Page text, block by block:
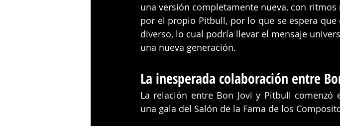
una versión completamente nueva, con
por el propio Pitbull, por lo que se espera
diverso, lo cual podría llevar el mensaje
una nueva generación.
La inesperada colaboración entre
La relación entre Bon Jovi y Pitbull
una gala del Salón de la Fama de los